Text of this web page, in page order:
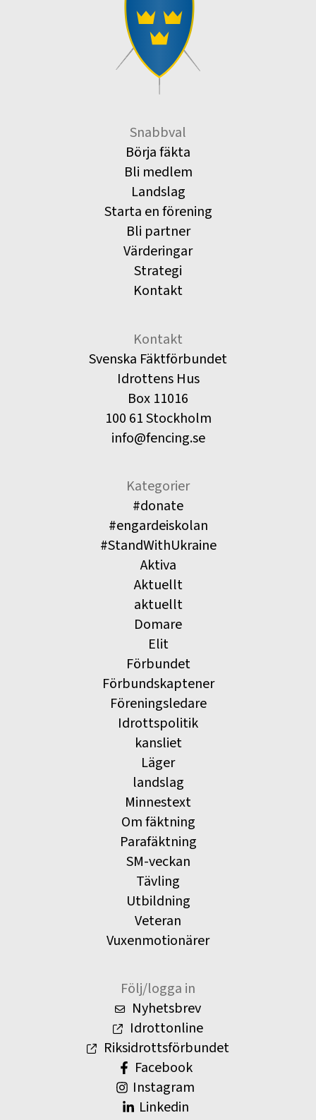
Snabbval
Börja fäkta
Bli medlem
Landslag
Starta en förening
Bli partner
Värderingar
Strategi
Kontakt
Kontakt
Svenska Fäktförbundet
Idrottens Hus
Box 11016
100 61 Stockholm
info@fencing.se
Kategorier
#donate
#engardeiskolan
#StandWithUkraine
Aktiva
Aktuellt
aktuellt
Domare
Elit
Förbundet
Förbundskaptener
Föreningsledare
Idrottspolitik
kansliet
Läger
landslag
Minnestext
Om fäktning
Parafäktning
SM-veckan
Tävling
Utbildning
Veteran
Vuxenmotionärer
Följ/logga in
Nyhetsbrev
Idrottonline
Riksidrottsförbundet
Facebook
Instagram
Linkedin